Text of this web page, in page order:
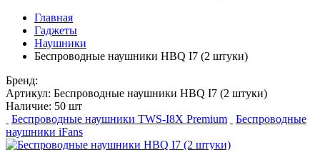
Главная
Гаджеты
Наушники
Беспроводные наушники HBQ I7 (2 штуки)
Бренд:
Артикул: Беспроводные наушники HBQ I7 (2 штуки)
Наличие: 50 шт
Беспроводные наушники TWS-I8X Premium
Беспроводные
наушники iFans